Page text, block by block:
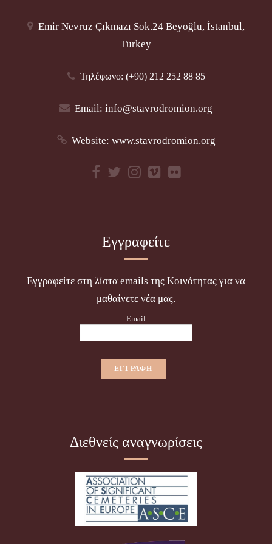
Emir Nevruz Çıkmazı Sok.24 Beyoğlu, İstanbul,
Turkey
Τηλέφωνο: (+90) 212 252 88 85
Email: info@stavrodromion.org
Website: www.stavrodromion.org
Εγγραφείτε
Εγγραφείτε στη λίστα emails της Κοινότητας για να
μαθαίνετε νέα μας.
Email
Διεθνείς αναγνωρίσεις